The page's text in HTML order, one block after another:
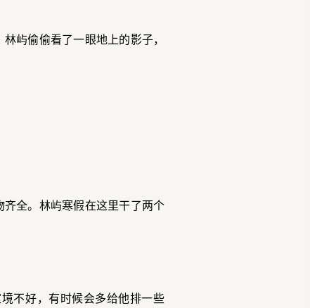
屿偷偷看了一眼地上的影子，
全。林屿寒假在这里干了两个
不好，有时候会多给他排一些